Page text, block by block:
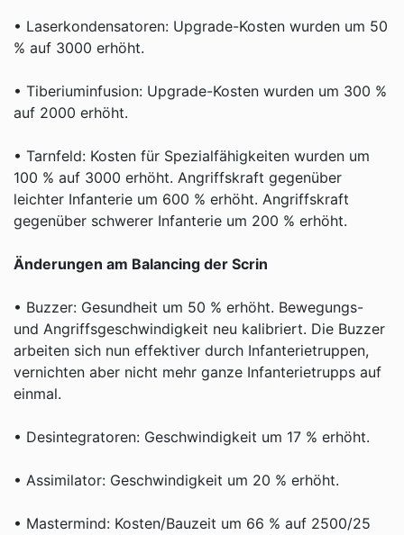
• Laserkondensatoren: Upgrade-Kosten wurden um 50
% auf 3000 erhöht.
• Tiberiuminfusion: Upgrade-Kosten wurden um 300 %
auf 2000 erhöht.
• Tarnfeld: Kosten für Spezialfähigkeiten wurden um
100 % auf 3000 erhöht. Angriffskraft gegenüber
leichter Infanterie um 600 % erhöht. Angriffskraft
gegenüber schwerer Infanterie um 200 % erhöht.
Änderungen am Balancing der Scrin
• Buzzer: Gesundheit um 50 % erhöht. Bewegungs-
und Angriffsgeschwindigkeit neu kalibriert. Die Buzzer
arbeiten sich nun effektiver durch Infanterietruppen,
vernichten aber nicht mehr ganze Infanterietrupps auf
einmal.
• Desintegratoren: Geschwindigkeit um 17 % erhöht.
• Assimilator: Geschwindigkeit um 20 % erhöht.
• Mastermind: Kosten/Bauzeit um 66 % auf 2500/25